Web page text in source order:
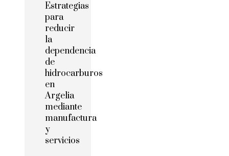
Estrategias
para
reducir
la
dependencia
de
hidrocarburos
en
Argelia
mediante
manufactura
y
servicios